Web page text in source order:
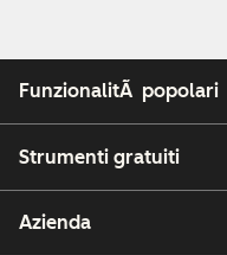
FunzionalitÃ popolari
Strumenti gratuiti
Azienda